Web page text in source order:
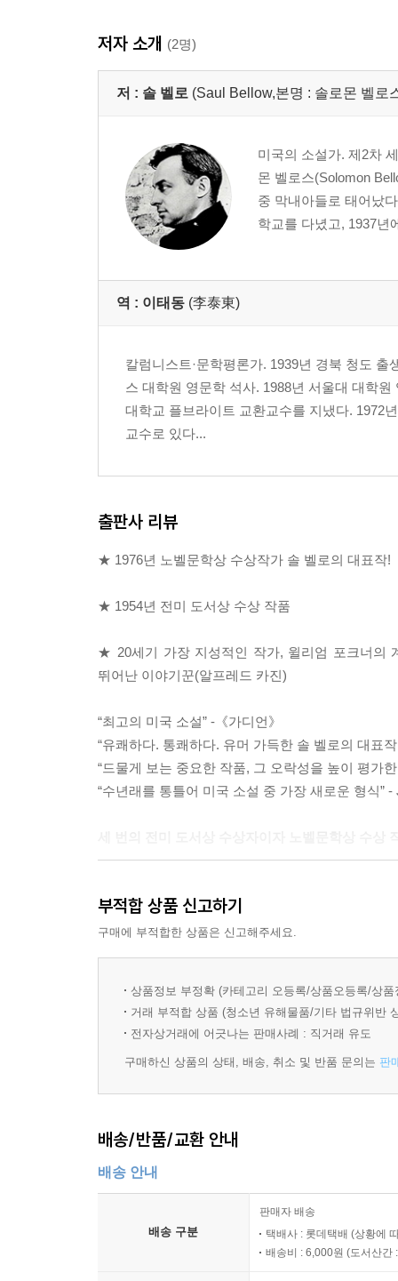
저자 소개 (2명)
저 : 솔 벨로 (Saul Bellow,본명 : 솔로몬 벨로
미국의 소설가. 제2차
몬 벨로스(Solomon
중 막내아들로 태어났
학교를 다녔고, 1937년
역 : 이태동 (李泰東)
칼럼니스트·문학평론가. 1939년 경북 청도
스 대학원 영문학 석사. 1988년 서울대 대학
대학교 플브라이트 교환교수를 지냈다. 1972
교수로 있다...
출판사 리뷰
★ 1976년 노벨문학상 수상작가 솔 벨로의 대표작!
★ 1954년 전미 도서상 수상 작품
★ 20세기 가장 지성적인 작가, 윌리엄 포크너의
뛰어난 이야기꾼(알프레드 카진)
“최고의 미국 소설” -《가디언》
“유쾌하다. 통쾌하다. 유머 가득한 솔 벨로의 대표
“드물게 보는 중요한 작품, 그 오락성을 높이 평가
“수년래를 통틀어 미국 소설 중 가장 새로운 형식”
「허조그」가 바로 그것인데, 이들 작품은 순
(프레드릭 듀피), 새로운 신화를 창조해 내는 진실
글쓰기에 대한 무서운 집념은 세 차례나 영예로
자칫 개인의 일기가 될 소지가 있는 그의 소설
만날 수 있다니 펭귄클래식 코리아가 오랫동안 정
“이것이 세 번째 소설, 앞의 두 권은 버린 것이
주인공 오기 마치의 인생 체험을 통해 인간 사회
이 작품은 두 가지 주제, 즉 인간은 인간 자신이
둘러싼 존재의 벽을 뚫고 완전한 자유를 쟁취하
부적합 상품 신고하기
구매에 부적합한 상품은 신고해주세요.
상품정보 부정확 (카테고리 오등록/상품오등록/상
거래 부적합 상품 (청소년 유해물품/기타 법규위반
전자상거래에 어긋나는 판매사례 : 직거래 유도
구매하신 상품의 상태, 배송, 취소 및 반품 문의는 판
배송/반품/교환 안내
배송 안내
배송 구분
판매자 배송
택배사 : 롯데택배 (상황에
배송비 : 6,000원 (도서산간